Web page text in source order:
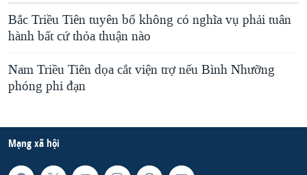
Bắc Triều Tiên tuyên bố không có nghĩa vụ phải tuân
hành bất cứ thỏa thuận nào
Nam Triều Tiên dọa cắt viện trợ nếu Bình Nhưỡng
phóng phi đạn
Mạng xã hội